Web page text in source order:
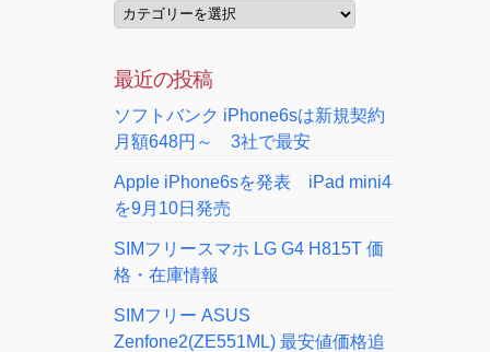
最近の投稿
ソフトバンク iPhone6sは新規契約
月額648円～ 3社で最安
Apple iPhone6sを発表 iPad mini4
を9月10日発売
SIMフリースマホ LG G4 H815T 価
格・在庫情報
SIMフリー ASUS
Zenfone2(ZE551ML) 最安値価格追